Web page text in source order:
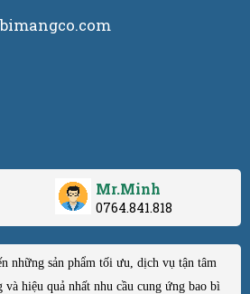
Mr.Minh
0764.841.818
những sản phẩm tối ưu, dịch vụ tận tâm
và hiệu quả nhất nhu cầu cung ứng bao bì